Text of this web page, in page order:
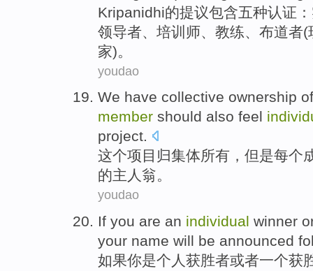
Kripanidhi的提议包含五种认证 ：
领导者
培训师 教练 布道者(
家)。
youdao
We have collective ownership of
member should also feel
project.
这个项目 归集体所有 ， 但是每个
的主人翁。
youdao
If you are an individual winner
your name will be announced
如果你是个 人获胜者或者一个获